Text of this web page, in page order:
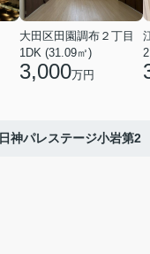
大田区田園調布２丁目
1DK (31.09㎡)
3,000万円
日神パレステージ小岩第2